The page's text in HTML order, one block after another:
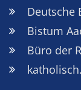
Deutsche
Bistum
Büro der